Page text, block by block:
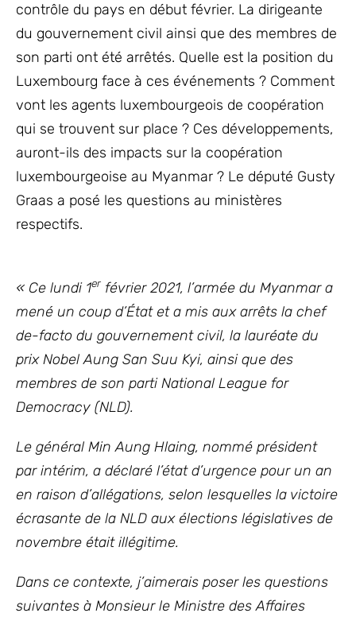
contrôle du pays en début février. La dirigeante
du gouvernement civil ainsi que des membres de
son parti ont été arrêtés. Quelle est la position du
Luxembourg face à ces événements ? Comment
vont les agents luxembourgeois de coopération
qui se trouvent sur place ? Ces développements,
auront-ils des impacts sur la coopération
luxembourgeoise au Myanmar ? Le député Gusty
Graas a posé les questions au ministères
respectifs.
« Ce lundi 1er février 2021, l’armée du Myanmar a
mené un coup d’État et a mis aux arrêts la chef
de-facto du gouvernement civil, la lauréate du
prix Nobel Aung San Suu Kyi, ainsi que des
membres de son parti National League for
Democracy (NLD).
Le général Min Aung Hlaing, nommé président
par intérim, a déclaré l’état d’urgence pour un an
en raison d’allégations, selon lesquelles la victoire
écrasante de la NLD aux élections législatives de
novembre était illégitime.
Dans ce contexte, j’aimerais poser les questions
suivantes à Monsieur le Ministre des Affaires